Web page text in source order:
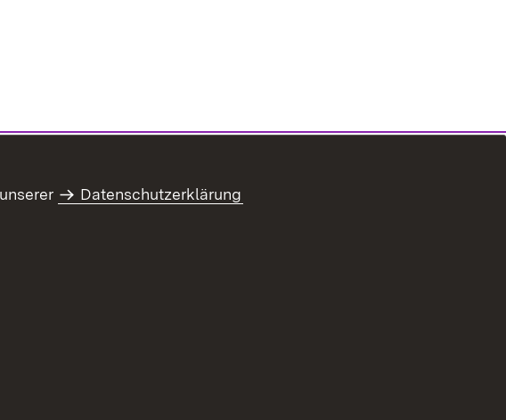
Datenschutzerklärung